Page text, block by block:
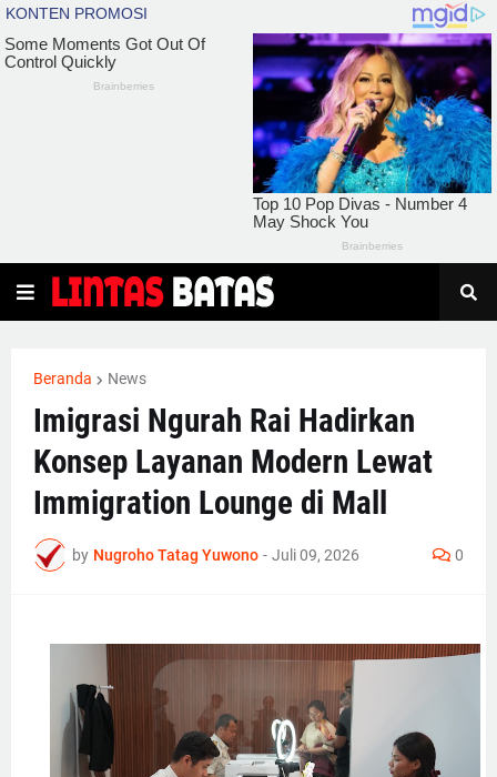
Beranda News
Imigrasi Ngurah Rai Hadirkan
Konsep Layanan Modern Lewat
Immigration Lounge di Mall
by Nugroho Tatag Yuwono - Juli 09, 2026 0